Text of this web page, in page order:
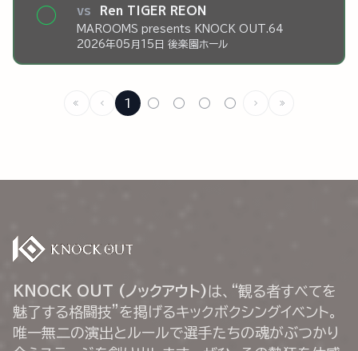
◯ vs Ren TIGER REON
MAROOMS presents KNOCK OUT.64
2026年05月15日 後楽園ホール
1 ○ ○ ○ ○
KNOCK OUT (ノックアウト) は、“観る者すべてを
魅了する格闘技”を掲げるキックボクシングイベント。
唯一無二の演出とルールで選手たちの魂がぶつかり